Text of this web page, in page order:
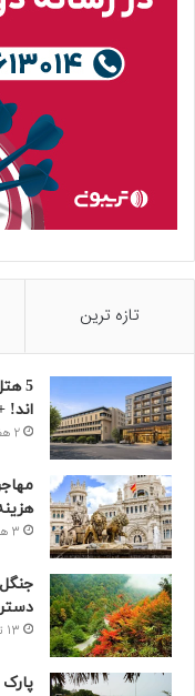
تازه ترین
5
2 هفته پیش
3 هفته پیش
13 تیر 1405